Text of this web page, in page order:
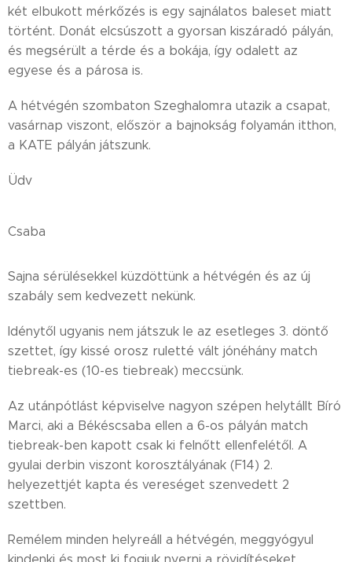
két elbukott mérkőzés is egy sajnálatos baleset miatt
történt. Donát elcsúszott a gyorsan kiszáradó pályán,
és megsérült a térde és a bokája, így odalett az
egyese és a párosa is.
A hétvégén szombaton Szeghalomra utazik a csapat,
vasárnap viszont, először a bajnokság folyamán itthon,
a KATE pályán játszunk.
Üdv
Csaba
Sajna sérülésekkel küzdöttünk a hétvégén és az új
szabály sem kedvezett nekünk.
Idénytől ugyanis nem játszuk le az esetleges 3. döntő
szettet, így kissé orosz ruletté vált jónéhány match
tiebreak-es (10-es tiebreak) meccsünk.
Az utánpótlást képviselve nagyon szépen helytállt Bíró
Marci, aki a Békéscsaba ellen a 6-os pályán match
tiebreak-ben kapott csak ki felnőtt ellenfelétől. A
gyulai derbin viszont korosztályának (F14) 2.
helyezettjét kapta és vereséget szenvedett 2
szettben.
Remélem minden helyreáll a hétvégén, meggyógyul
kindenki és most ki fogjuk nyerni a rövidítéseket.